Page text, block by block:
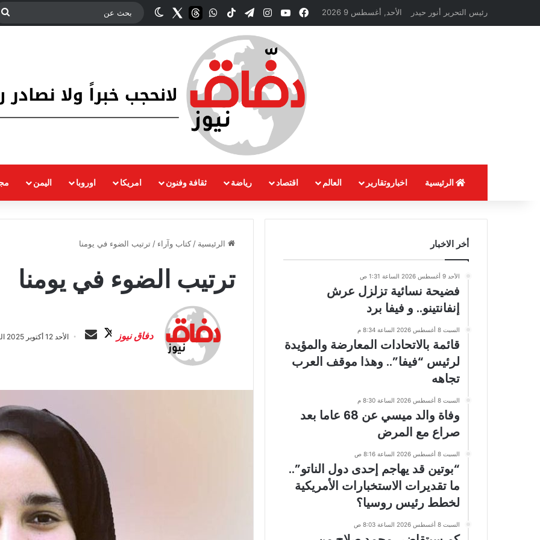
رئيس التحرير أنور حيدر الأحد, أغسطس 9 2026 فيسبوك‫YouTubeانستقرام
تيلقرام ‫TikTokواتسابthreads
Twitterالوضع المظلم
الرئيسية اخباروتقارير العالم اقتصاد رياضة ثقافة وفنون امريكا اوروبا اليمن
الرئيسية / كتاب وآراء / ترتيب الضوء في يومنا
ترتيب الضوء في يومنا
دفاق نيوز
ا
ب
ل
ر
ا
إ
الأحد 12 أكتوبر 2025 الساعة 8:39 م
أخر الاخبار
الأحد 9 أغسطس 2026 الساعة 1:31 ص
فضيحة نسائية تزلزل عرش
إنفانتينو.. و فيفا برد
السبت 8 أغسطس 2026 الساعة 8:34 م
قائمة بالاتحادات المعارضة والمؤيدة
لرئيس “فيفا”.. وهذا موقف العرب
تجاهه
السبت 8 أغسطس 2026 الساعة 8:30 م
وفاة والد ميسي عن 68 عاما بعد
صراع مع المرض
السبت 8 أغسطس 2026 الساعة 8:16 ص
“بوتين قد يهاجم إحدى دول الناتو”..
ما تقديرات الاستخبارات الأمريكية
لخطط رئيس روسيا؟
السبت 8 أغسطس 2026 الساعة 8:03 ص